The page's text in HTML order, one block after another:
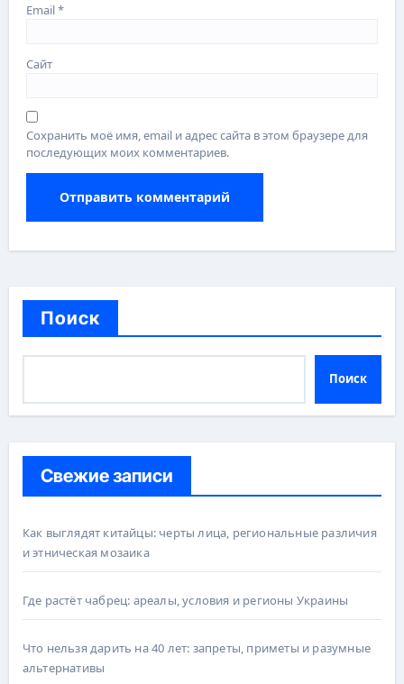
Email*
Сайт
Сохранить моё имя, email и адрес сайта в этом браузере для
последующих моих комментариев.
Поиск
Поиск
Свежие записи
Как выглядят китайцы: черты лица, региональные различия
и этническая мозаика
Где растёт чабрец: ареалы, условия и регионы Украины
Что нельзя дарить на 40 лет: запреты, приметы и разумные
альтернативы